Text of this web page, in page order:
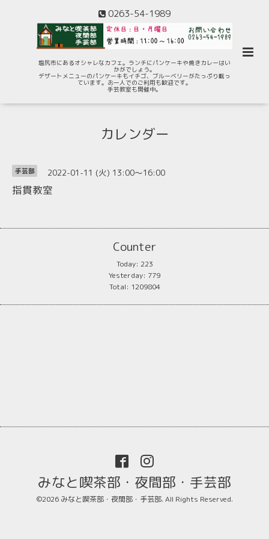
0263-54-1989
塩尻市にあるオシャレなカフェ。ランチにパンケーキや焼きカレーはい
かがでしょう。
デザートメニューのパンケーキもイチゴ、ブルーベリーがたっぷり載っ
ています。お一人でのご利用も歓迎です。
手芸教室も開催中。
カレンダー
手芸部 2022-01-11 (火) 13:00～16:00
指貫教室
Counter
Today: 223
Yesterday: 779
Total: 1209804
みなと喫茶部・夜間部・手芸部
©2026 みなと喫茶部・夜間部・手芸部. All Rights Reserved.